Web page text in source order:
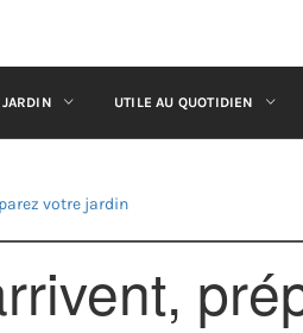
UTILE AU QUOTIDIEN
votre jardin